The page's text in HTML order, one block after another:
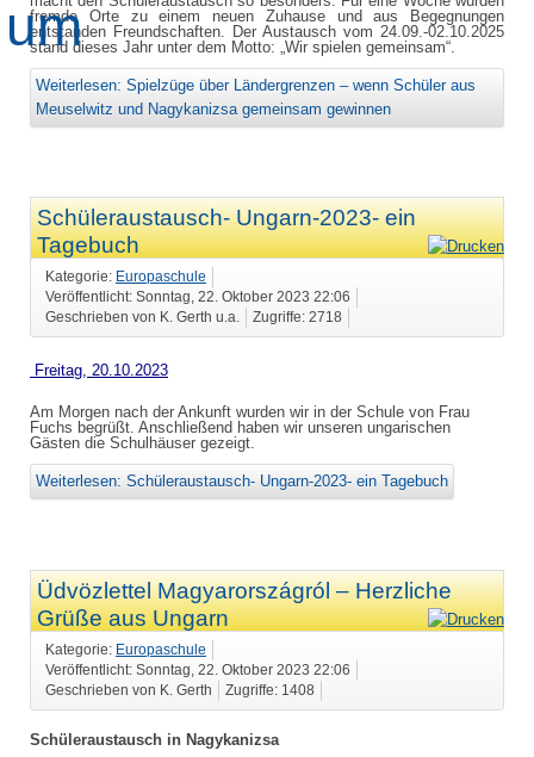
fremde Orte zu einem neuen Zuhause und aus Begegnungen
entstanden Freundschaften. Der Austausch vom 24.09.-02.10.2025
stand dieses Jahr unter dem Motto: „Wir spielen gemeinsam“.
Weiterlesen: Spielzüge über Ländergrenzen – wenn Schüler aus
Meuselwitz und Nagykanizsa gemeinsam gewinnen
Schüleraustausch- Ungarn-2023- ein
Tagebuch
Kategorie: Europaschule
Veröffentlicht: Sonntag, 22. Oktober 2023 22:06
Geschrieben von K. Gerth u.a.
Zugriffe: 2718
Freitag, 20.10.2023
Am Morgen nach der Ankunft wurden wir in der Schule von Frau
Fuchs begrüßt. Anschließend haben wir unseren ungarischen
Gästen die Schulhäuser gezeigt.
Weiterlesen: Schüleraustausch- Ungarn-2023- ein Tagebuch
Üdvözlettel Magyarországról – Herzliche
Grüße aus Ungarn
Kategorie: Europaschule
Veröffentlicht: Sonntag, 22. Oktober 2023 22:06
Geschrieben von K. Gerth
Zugriffe: 1408
Schüleraustausch in Nagykanizsa